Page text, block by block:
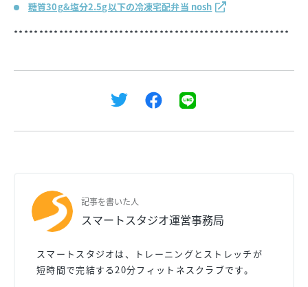
糖質30g&塩分2.5g以下の冷凍宅配弁当 nosh
*******************************************************
記事を書いた人
スマートスタジオ運営事務局
スマートスタジオは、トレーニングとストレッチが
短時間で完結する20分フィットネスクラブです。